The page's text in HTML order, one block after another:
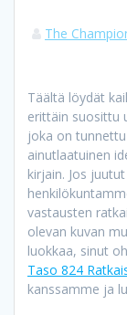
The
Täältä löydät
erittäin suosittu
joka on
ainutlaatuinen
kirjain. Jos
vastausten
olevan kuvan
luokkaa, sinut
Taso 824
kanssamme ja